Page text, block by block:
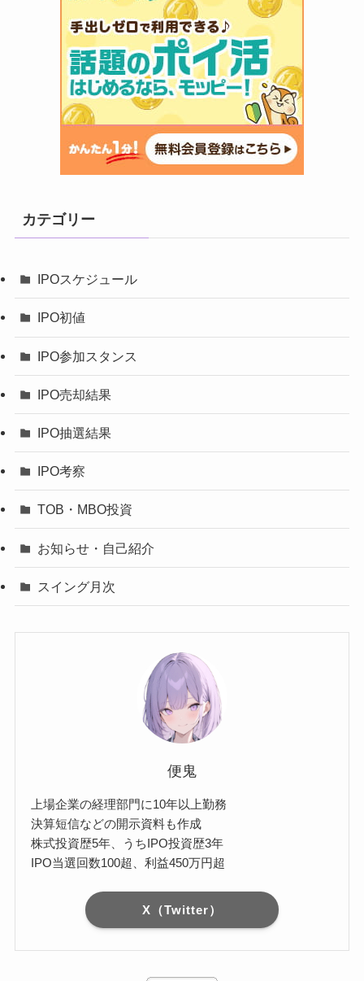
カテゴリー
IPOスケジュール
IPO初値
IPO参加スタンス
IPO売却結果
IPO抽選結果
IPO考察
TOB・MBO投資
お知らせ・自己紹介
スイング月次
便鬼
上場企業の経理部門に10年以上勤務
決算短信などの開示資料も作成
株式投資歴5年、うちIPO投資歴3年
IPO当選回数100超、利益450万円超
X（Twitter）